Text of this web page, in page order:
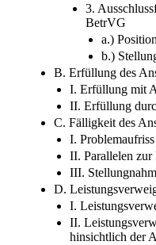
3.
BetrVG
a.)
b.)
B. Erfüllung des
I. Erfüllung mit
II. Erfüllung
C. Fälligkeit des
I. Problemaufriss
II. Parallelen zur
III.
D.
I.
II.
hinsichtlich der